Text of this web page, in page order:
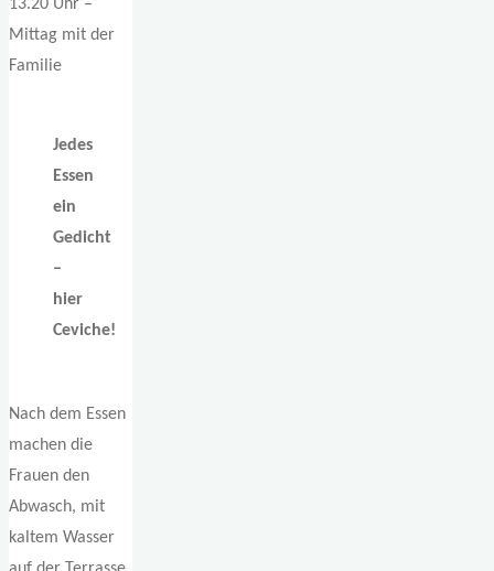
13.20 Uhr –
Mittag mit der
Familie
Jedes
Essen
ein
Gedicht
–
hier
Ceviche!
Nach dem Essen
machen die
Frauen den
Abwasch, mit
kaltem Wasser